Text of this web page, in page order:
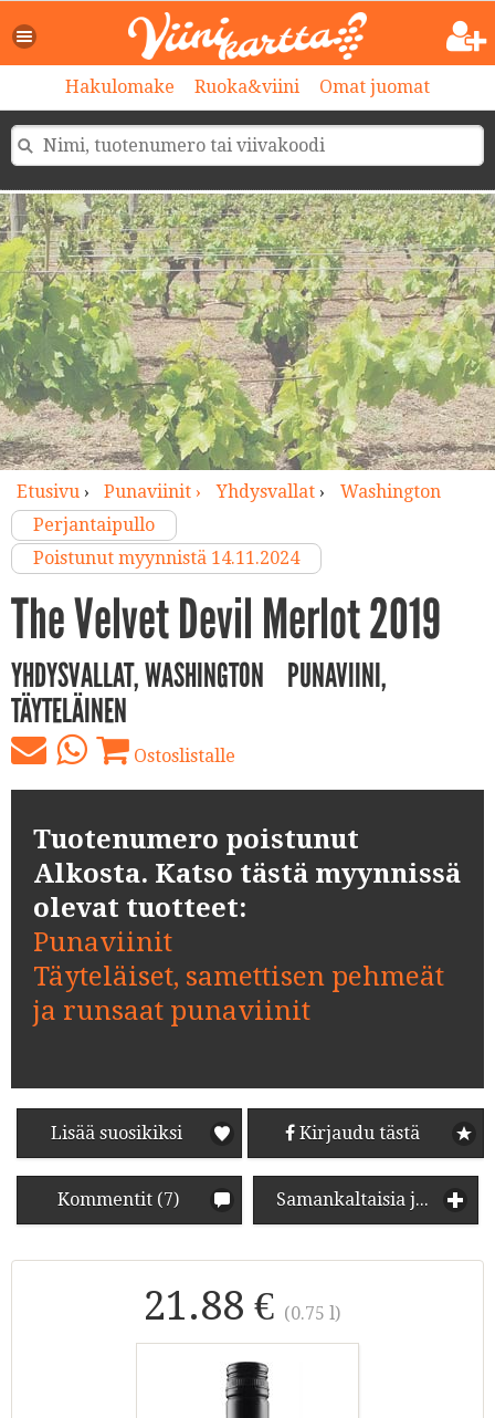
Hakulomake Ruoka&viini Omat juomat
Etusivu› Punaviinit › Yhdysvallat›
Washington
Perjantaipullo
Poistunut myynnistä 14.11.2024
The Velvet Devil Merlot 2019
YHDYSVALLAT, WASHINGTON
PUNAVIINI,
TÄYTELÄINEN
Ostoslistalle
Tuotenumero poistunut
Alkosta. Katso tästä myynnissä
olevat tuotteet:
Punaviinit
Täyteläiset, samettisen pehmeät
ja runsaat punaviinit
Lisää suosikiksi Kirjaudu tästä
Kommentit (7) Samankaltaisia juomia
21.88 € (0.75 l)